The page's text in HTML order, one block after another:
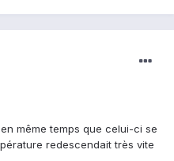
même temps que celui-ci se
redescendait très vite